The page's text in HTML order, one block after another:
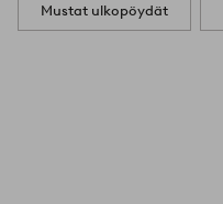
Mustat ulkopöydät